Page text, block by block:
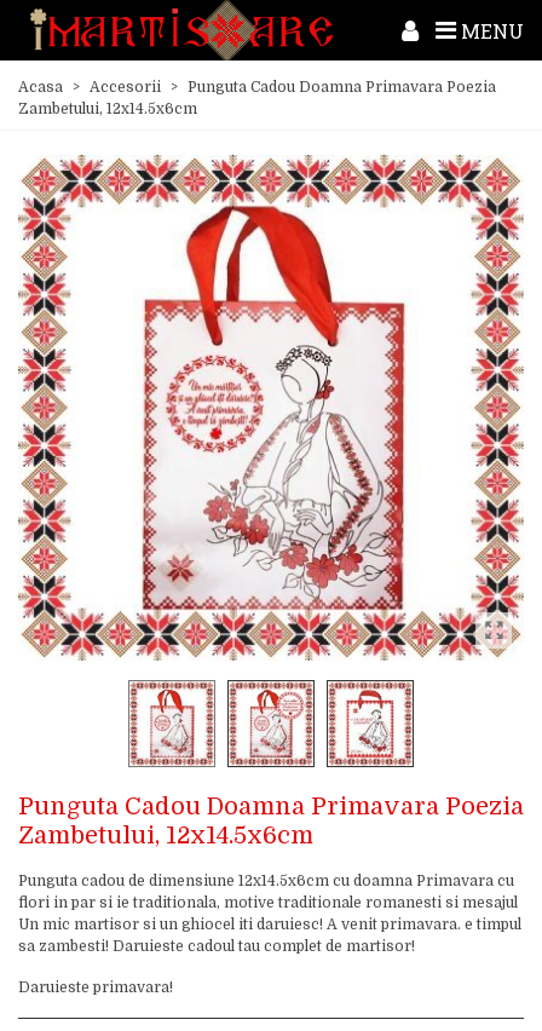
MENU
Acasa > Accesorii > Punguta Cadou Doamna Primavara Poezia
Zambetului, 12x14.5x6cm
Punguta Cadou Doamna Primavara Poezia
Zambetului, 12x14.5x6cm
Punguta cadou de dimensiune 12x14.5x6cm cu doamna Primavara cu
flori in par si ie traditionala, motive traditionale romanesti si mesajul
Un mic martisor si un ghiocel iti daruiesc! A venit primavara. e timpul
sa zambesti! Daruieste cadoul tau complet de martisor!
Daruieste primavara!